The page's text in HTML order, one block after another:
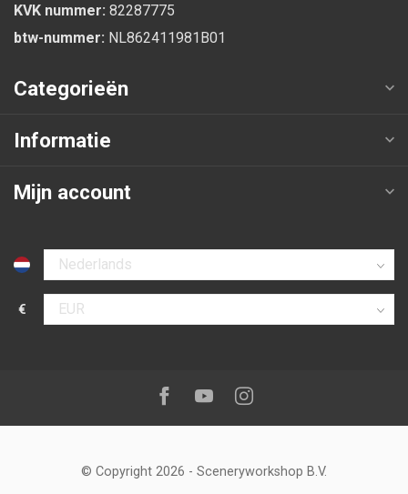
KVK nummer: 82287775
btw-nummer: NL862411981B01
Categorieën
Informatie
Mijn account
Selecteer taal
€
Selecteer valuta
Volg ons op:Facebook
YoutubeInstagram
© Copyright 2026 - Sceneryworkshop B.V.